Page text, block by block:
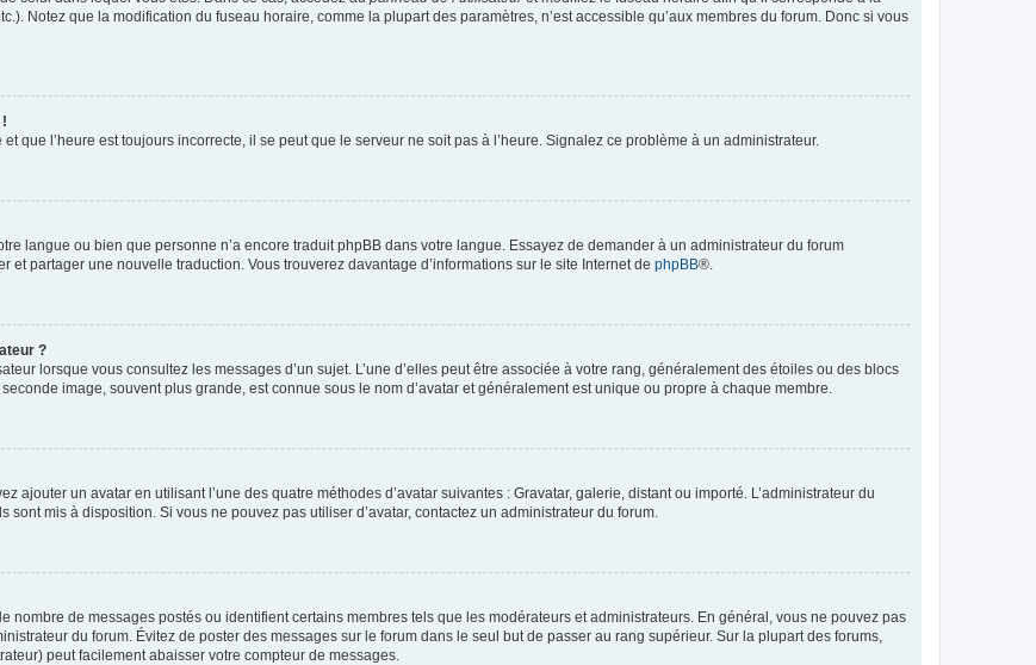
Notez que la modification du fuseau horaire, comme la plupart des paramètres, n’est accessible qu’aux membres du forum. Donc si vous
que l’heure est toujours incorrecte, il se peut que le serveur ne soit pas à l’heure. Signalez ce problème à un administrateur.
langue ou bien que personne n’a encore traduit phpBB dans votre langue. Essayez de demander à un administrateur du forum
et partager une nouvelle traduction. Vous trouverez davantage d’informations sur le site Internet de phpBB®.
?
lorsque vous consultez les messages d’un sujet. L’une d’elles peut être associée à votre rang, généralement des étoiles ou des blocs
image, souvent plus grande, est connue sous le nom d’avatar et généralement est unique ou propre à chaque membre.
ajouter un avatar en utilisant l’une des quatre méthodes d’avatar suivantes : Gravatar, galerie, distant ou importé. L’administrateur du
mis à disposition. Si vous ne pouvez pas utiliser d’avatar, contactez un administrateur du forum.
nombre de messages postés ou identifient certains membres tels que les modérateurs et administrateurs. En général, vous ne pouvez pas
du forum. Évitez de poster des messages sur le forum dans le seul but de passer au rang supérieur. Sur la plupart des forums,
peut facilement abaisser votre compteur de messages.